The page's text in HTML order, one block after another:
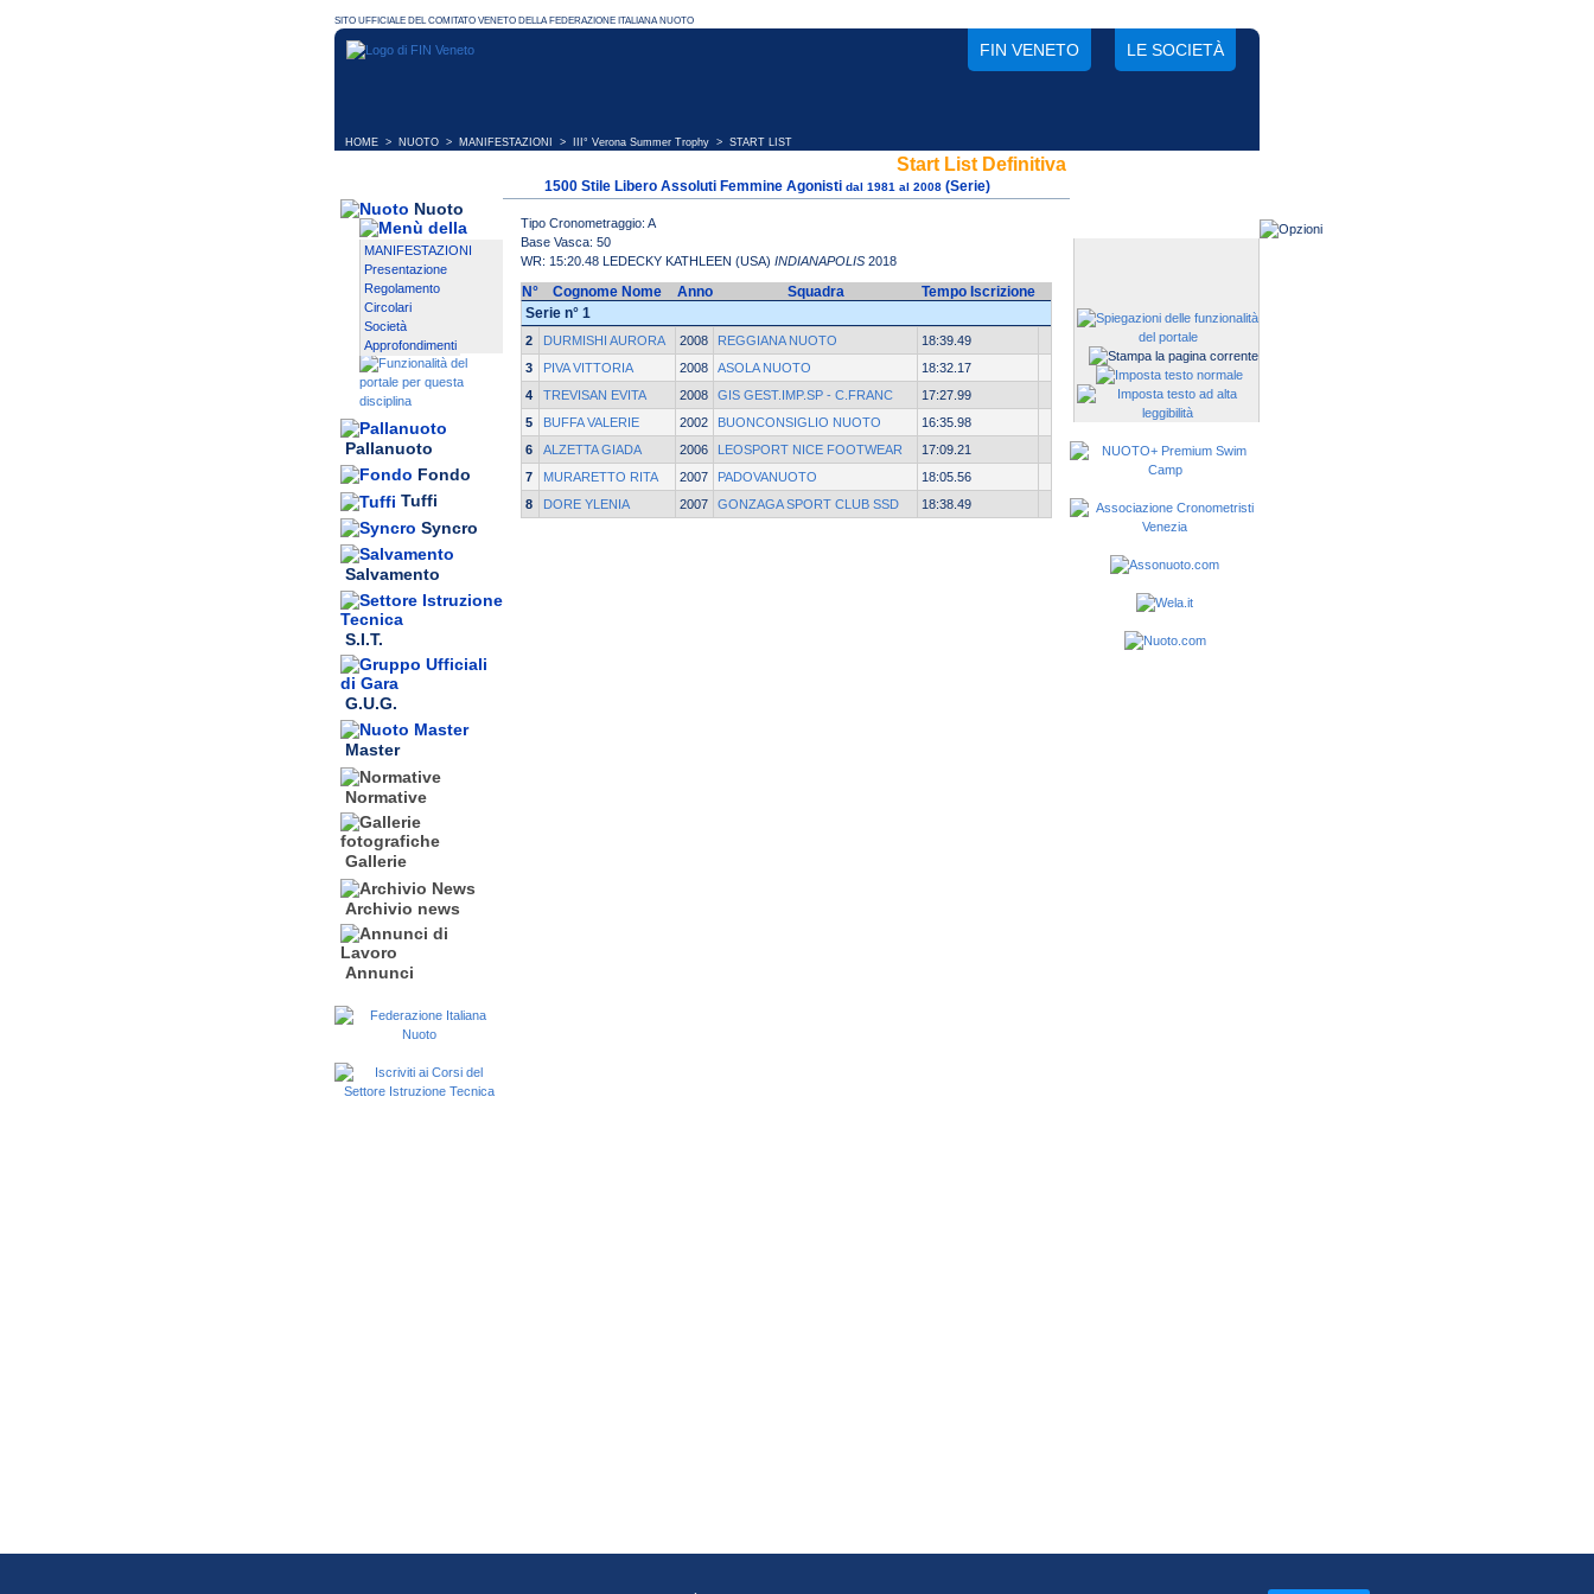
FIN VENETO LE SOCIETÀ
HOME > NUOTO > MANIFESTAZIONI > III° Verona Summer Trophy > START LIST
Nuoto
MANIFESTAZIONI
Presentazione
Regolamento
Circolari
Società
Approfondimenti
Pallanuoto
Fondo
Tuffi
Syncro
Salvamento
S.I.T.
G.U.G.
Master
Normative
Gallerie
Archivio news
Annunci
Start List Definitiva
1500 Stile Libero Assoluti Femmine Agonisti dal 1981 al 2008 (Serie)
Tipo Cronometraggio: A
Base Vasca: 50
WR: 15:20.48 LEDECKY KATHLEEN (USA) INDIANAPOLIS 2018
N° Cognome Nome Anno Squadra
Tempo Iscrizione
Serie n° 1
2 DURMISHI AURORA 2008 REGGIANA NUOTO
18:39.49
3
PIVA VITTORIA 2008 ASOLA NUOTO
18:32.17
4
TREVISAN EVITA 2008 GIS GEST.IMP.SP - C.FRANC
17:27.99
5
BUFFA VALERIE 2002 BUONCONSIGLIO NUOTO
16:35.98
6
ALZETTA GIADA 2006 LEOSPORT NICE FOOTWEAR
17:09.21
7
MURARETTO RITA 2007 PADOVANUOTO
18:05.56
8
DORE YLENIA 2007 GONZAGA SPORT CLUB SSD 18:38.49